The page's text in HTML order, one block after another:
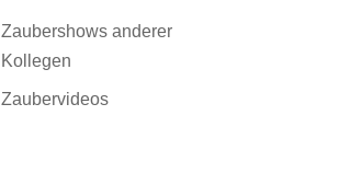
Zaubershows anderer
Kollegen
Zaubervideos